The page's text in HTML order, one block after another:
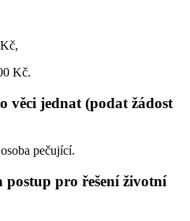
Kč.
věci jednat (podat žádost
pečující.
pro řešení životní